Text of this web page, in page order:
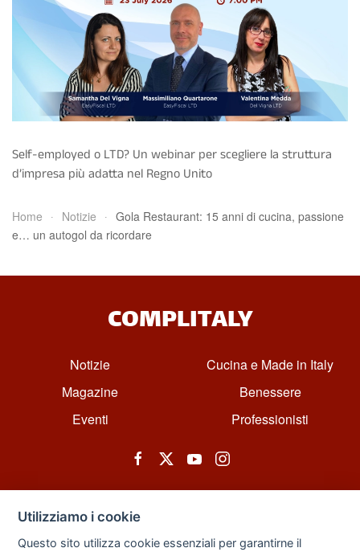
Self-employed o LTD? Un webinar per scegliere la struttura
d’impresa più adatta nel Regno Unito
Home Notizie
Gola Restaurant: 15 anni di cucina, passione
e… un autogol da ricordare
COMPLITALY
Notizie
Magazine
Eventi
Cucina e Made in Italy
Benessere
Professionisti
Utilizziamo i cookie
Questo sito utilizza cookie essenziali per garantirne il